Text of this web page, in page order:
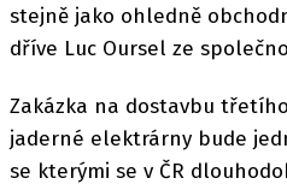
stejně jako ohledně
dříve Luc Oursel ze
Zakázka na dostavbu
jaderné elektrárny bude
se kterými se v ČR